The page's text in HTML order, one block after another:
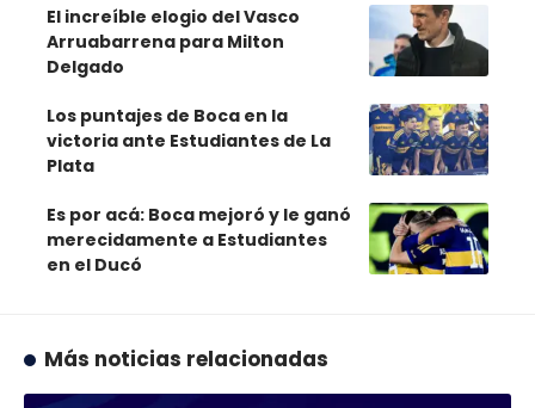
El increíble elogio del Vasco
Arruabarrena para Milton
Delgado
Los puntajes de Boca en la
victoria ante Estudiantes de La
Plata
Es por acá: Boca mejoró y le ganó
merecidamente a Estudiantes
en el Ducó
Más noticias relacionadas